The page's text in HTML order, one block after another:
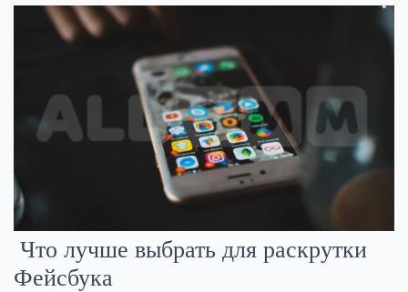
Что лучше выбрать для раскрутки
Фейсбука